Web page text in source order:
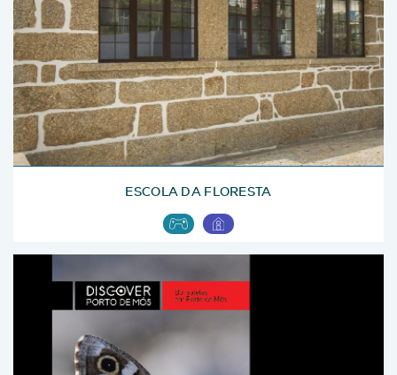
ESCOLA DA FLORESTA